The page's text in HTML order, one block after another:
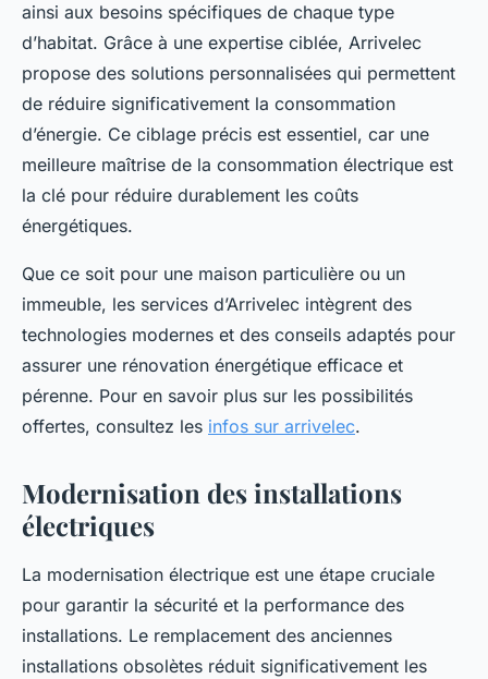
ainsi aux besoins spécifiques de chaque type
d’habitat. Grâce à une expertise ciblée, Arrivelec
propose des solutions personnalisées qui permettent
de réduire significativement la consommation
d’énergie. Ce ciblage précis est essentiel, car une
meilleure maîtrise de la consommation électrique est
la clé pour réduire durablement les coûts
énergétiques.
Que ce soit pour une maison particulière ou un
immeuble, les services d’Arrivelec intègrent des
technologies modernes et des conseils adaptés pour
assurer une rénovation énergétique efficace et
pérenne. Pour en savoir plus sur les possibilités
offertes, consultez les infos sur arrivelec.
Modernisation des installations
électriques
La modernisation électrique est une étape cruciale
pour garantir la sécurité et la performance des
installations. Le remplacement des anciennes
installations obsolètes réduit significativement les